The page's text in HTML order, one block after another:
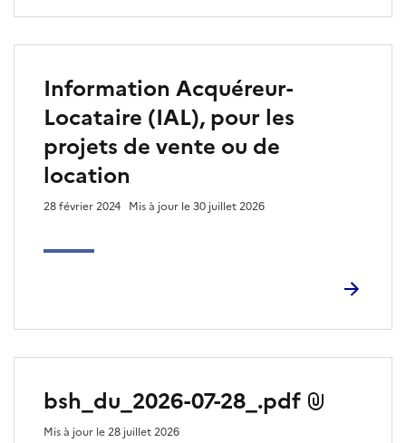
Information Acquéreur-
Locataire (IAL), pour les
projets de vente ou de
location
28 février 2024 Mis à jour le 30 juillet 2026
bsh_du_2026-07-28_.pdf
Mis à jour le 28 juillet 2026